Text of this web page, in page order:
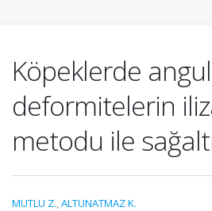
Köpeklerde
deformitelerin
metodu ile
MUTLU Z.,ALTUNATMAZ K.